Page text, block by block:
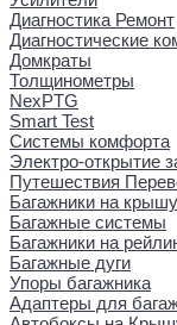
Диагностика Ремонт
Диагностические
Домкраты
Толщинометры
NexPTG
Smart Test
Системы комфорта
Электро-открытие
Путешествия
Багажники на
Багажные системы
Багажники на
Багажные дуги
Упоры багажника
Адаптеры для